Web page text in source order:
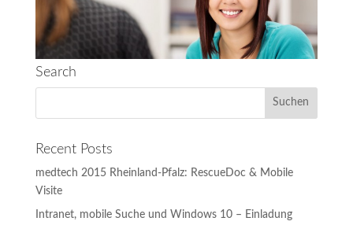
Search
Recent Posts
medtech 2015 Rheinland-Pfalz: RescueDoc & Mobile
Visite
Intranet, mobile Suche und Windows 10 – Einladung